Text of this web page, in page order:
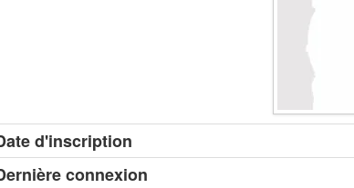
d'inscription
connexion